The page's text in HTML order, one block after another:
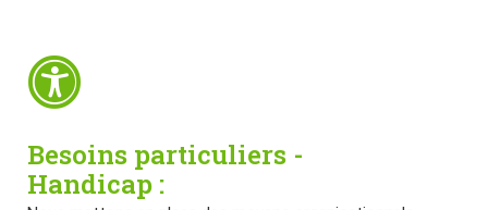
Besoins particuliers -
Handicap :